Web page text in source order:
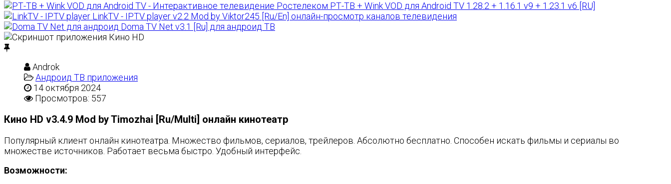
РТ-ТВ + Wink VOD для Android TV 1.28.2 + 1.16.1 v9 + 1.23.1 v6 [RU]
LinkTV - IPTV player v2.2 Mod by Viktor245 [Ru/En] онлайн-просмотр каналов телевидения
Doma TV Net v3.1 [Ru] для андроид ТВ
Androk
Андроид ТВ приложения
14 октября 2024
Просмотров: 557
Кино HD v3.4.9 Mod by Timozhai [Ru/Multi] онлайн кинотеатр
Популярный клиент онлайн кинотеатра. Множество фильмов, сериалов, трейлеров. Абсолютно бесплатно. Способен искать фильмы и сериалы во
множестве источников. Работает весьма быстро. Удобный интерфейс.
Возможности: